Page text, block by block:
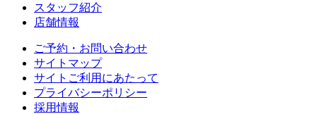
スタッフ紹介
店舗情報
ご予約・お問い合わせ
サイトマップ
サイトご利用にあたって
プライバシーポリシー
採用情報